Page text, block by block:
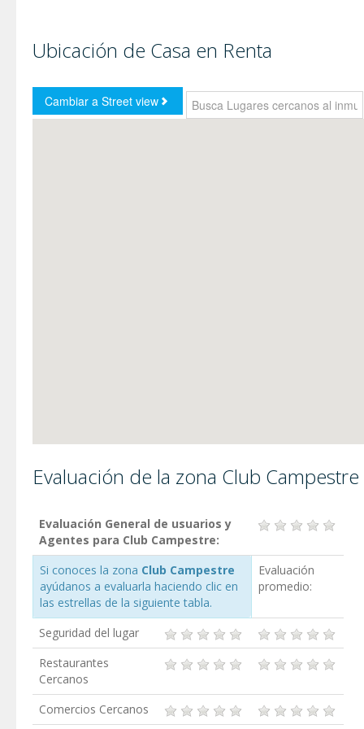
Ubicación de Casa en Renta
Evaluación de la zona Club Campestre
Evaluación General de usuarios y
Agentes para Club Campestre:
Si conoces la zona Club Campestre
ayúdanos a evaluarla haciendo clic en
las estrellas de la siguiente tabla.
Evaluación
promedio:
Seguridad del lugar
Restaurantes
Cercanos
Comercios Cercanos